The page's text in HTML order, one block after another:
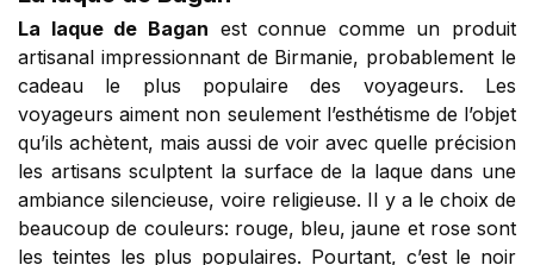
La laque de Bagan est connue comme un produit
artisanal impressionnant de Birmanie, probablement le
cadeau le plus populaire des voyageurs. Les
voyageurs aiment non seulement l’esthétisme de l’objet
qu’ils achètent, mais aussi de voir avec quelle précision
les artisans sculptent la surface de la laque dans une
ambiance silencieuse, voire religieuse. Il y a le choix de
beaucoup de couleurs: rouge, bleu, jaune et rose sont
les teintes les plus populaires. Pourtant, c’est le noir